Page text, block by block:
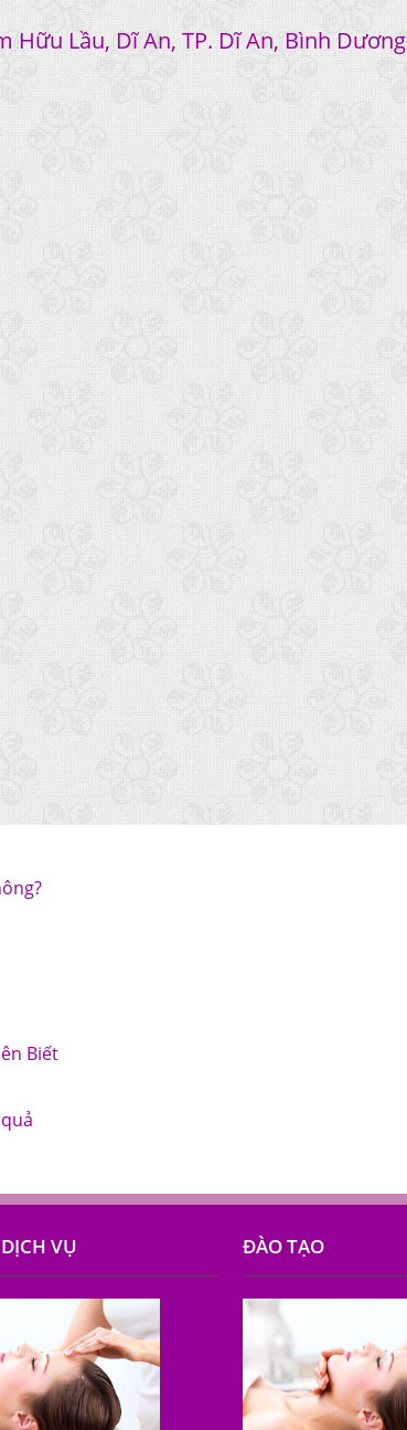
Hữu Lầu, Dĩ An, TP. Dĩ An, Bình Dương
Biết
VỤ ĐÀO TẠO